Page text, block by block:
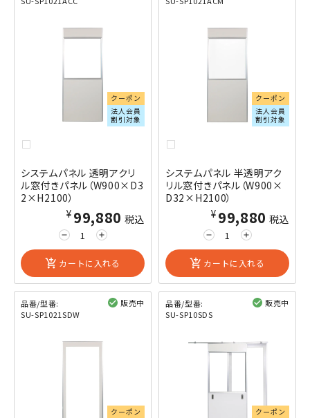
クーポン
法人会員
割引対象
システムパネル 透明アクリ
ル窓付きパネル（W900×D3
2×H2100）
remove add
¥99,880 税込
add_shopping_cart カートに入れる
クーポン
法人会員
割引対象
システムパネル 半透明アク
リル窓付きパネル（W900×
D32×H2100）
remove add
¥99,880 税込
add_shopping_cart カートに入れる
品番/型番:
SU-SP1021SDW
販売中
クーポン
品番/型番:
SU-SP10SDS
販売中
クーポン